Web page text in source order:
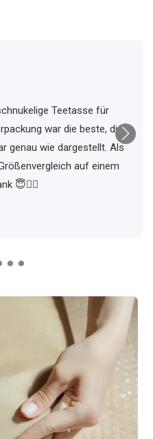
Teetasse für
war die beste, die
genau wie dargestellt. Als
auf einem
😇✌🏼